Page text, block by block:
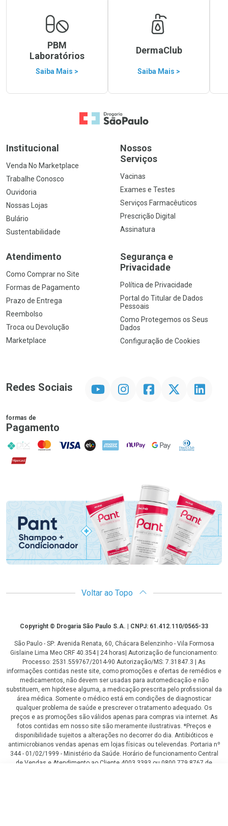
PBM
Laboratórios
Saiba Mais >
DermaClub
Saiba Mais >
Ir para a Home
Institucional
Venda No Marketplace
Trabalhe Conosco
Ouvidoria
Nossas Lojas
Bulário
Sustentabilidade
Nossos
Serviços
Vacinas
Exames e Testes
Serviços Farmacêuticos
Prescrição Digital
Assinatura
Atendimento
Como Comprar no Site
Formas de Pagamento
Prazo de Entrega
Reembolso
Troca ou Devolução
Marketplace
Segurança e
Privacidade
Política de Privacidade
Portal do Titular de Dados
Pessoais
Como Protegemos os Seus
Dados
Configuração de Cookies
Redes Sociais InstagramFacebookTwitter Linkedin
formas de
Pagamento
PIX MasterCard
VISA ELO AMEX NuPay Google PayDiners Club
Hipercard
Promoção em Destaque
Voltar ao Topo
CopyrightCopyright © Drogaria São Paulo S.A. | CNPJ: 61.412.110/0565-33
São Paulo - SP: Avenida Renata, 60, Chácara Belenzinho - Vila Formosa
Gislaine Lima Meo CRF 40.354 | 24 horas| Autorização de funcionamento:
Processo: 2531.559767/2014-90 Autorização/MS: 7.31847.3 | As
informações contidas neste site, como promoções e ofertas de remédios e
medicamentos, não devem ser usadas para automedicação e não
substituem, em hipótese alguma, a medicação prescrita pelo profissional da
área médica. Somente o médico está em condições de diagnosticar
qualquer problema de saúde e prescrever o tratamento adequado. Os
preços e as promoções são válidos apenas para compras via internet. As
fotos contidas em nosso site são meramente ilustrativas. *Preços e
disponibilidade sujeitos a alterações no decorrer do dia. Antibióticos e
antimicrobianos vendas apenas em lojas físicas ou televendas. Portaria nº
344 - 01/02/1999 - Ministério da Saúde. Horário de funcionamento Central
de Vendas e Atendimento ao Cliente 4003 3393 ou 0800 779 8767 de